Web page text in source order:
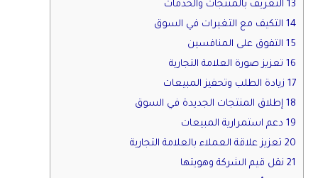
13 التعريف بالمنتجات والخدمات
14 التكيف مع التغيرات في السوق
15 التفوق على المنافسين
16 تعزيز صورة العلامة التجارية
17 زيادة الطلب وتحفيز المبيعات
18 إطلاق المنتجات الجديدة في السوق
19 دعم استمرارية المبيعات
20 تعزيز علاقة العملاء بالعلامة التجارية
21 نقل قيم الشركة وهويتها